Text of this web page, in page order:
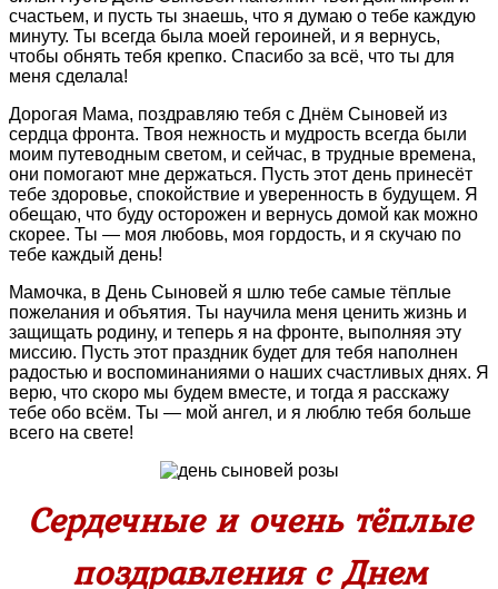
счастьем, и пусть ты знаешь, что я думаю о тебе каждую
минуту. Ты всегда была моей героиней, и я вернусь,
чтобы обнять тебя крепко. Спасибо за всё, что ты для
меня сделала!
Дорогая Мама, поздравляю тебя с Днём Сыновей из
сердца фронта. Твоя нежность и мудрость всегда были
моим путеводным светом, и сейчас, в трудные времена,
они помогают мне держаться. Пусть этот день принесёт
тебе здоровье, спокойствие и уверенность в будущем. Я
обещаю, что буду осторожен и вернусь домой как можно
скорее. Ты — моя любовь, моя гордость, и я скучаю по
тебе каждый день!
Мамочка, в День Сыновей я шлю тебе самые тёплые
пожелания и объятия. Ты научила меня ценить жизнь и
защищать родину, и теперь я на фронте, выполняя эту
миссию. Пусть этот праздник будет для тебя наполнен
радостью и воспоминаниями о наших счастливых днях. Я
верю, что скоро мы будем вместе, и тогда я расскажу
тебе обо всём. Ты — мой ангел, и я люблю тебя больше
всего на свете!
Сердечные и очень тёплые
поздравления с Днем